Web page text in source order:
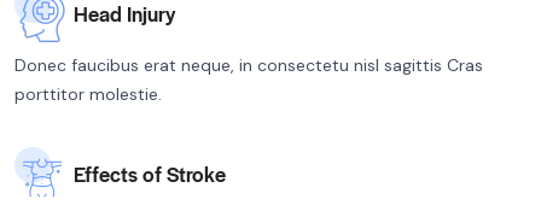
Head Injury
Donec faucibus erat neque, in consectetu nisl sagittis Cras
porttitor molestie.
Effects of Stroke